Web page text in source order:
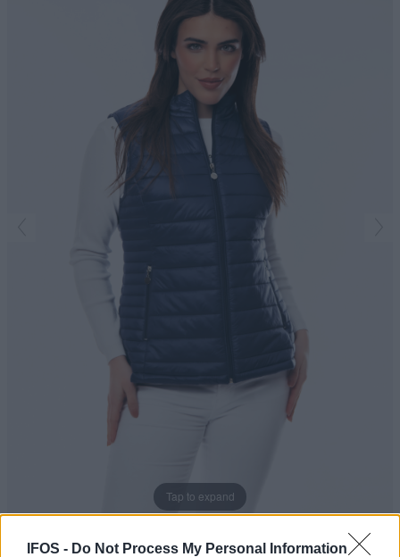
IFOS - Do Not Process My Personal Information
Tap to expand